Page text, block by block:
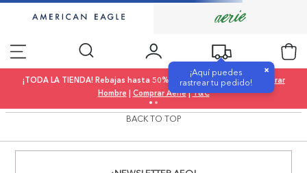
¡Aquí puedes
rastrear tu pedido!
×
¡TODA LA TIENDA! Rebajas hasta 50% OFF |Comprar Mujer|
Comprar
Hombre | Comprar Aerie|T&C
BACK TO TOP